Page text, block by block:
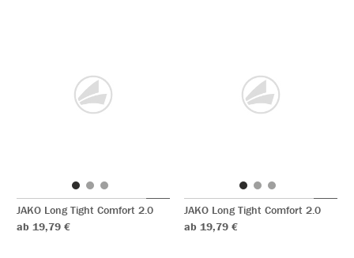
JAKO Long Tight Comfort 2.0
ab 19,79 €
JAKO Long Tight Comfort 2.0
ab 19,79 €